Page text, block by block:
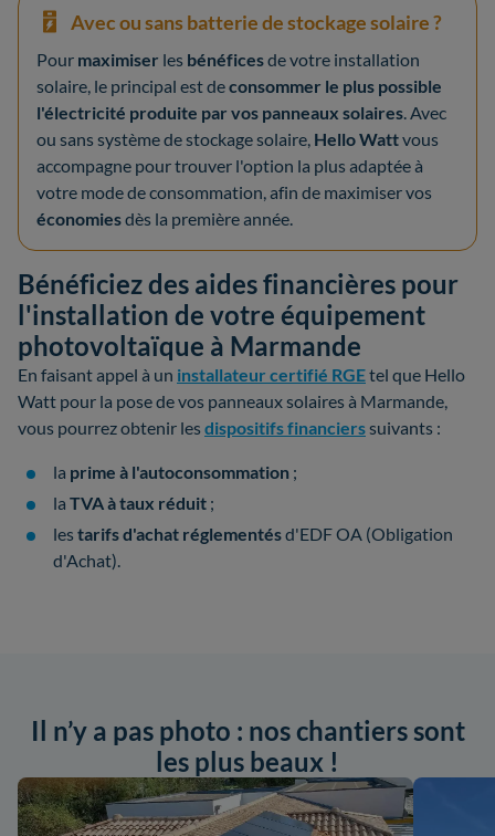
Avec ou sans batterie de stockage solaire ?
Pour maximiser les bénéficesde votre installation
solaire, le principal est deconsommer le plus possible
l'électricité produite par vos panneaux solaires. Avec
ou sans système de stockage solaire, Hello Wattvous
accompagne pour trouver l'option la plus adaptée à
votre mode de consommation, afin de maximiser vos
économiesdès la première année.
Bénéficiez des aides financières pour
l'installation de votre équipement
photovoltaïque à Marmande
En faisant appel à un installateur certifié RGEtel que Hello
Watt pour la pose de vos panneaux solaires à Marmande,
vous pourrez obtenir lesdispositifs financierssuivants :
la prime à l'autoconsommation ;
la TVA à taux réduit ;
lestarifs d'achat réglementésd'EDF OA (Obligation
d'Achat).
Il n’y a pas photo : nos chantiers sont
les plus beaux !